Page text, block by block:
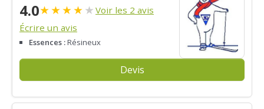
4.0★★★★★ Voir les 2 avis
Écrire un avis
Essences :Résineux
Devis